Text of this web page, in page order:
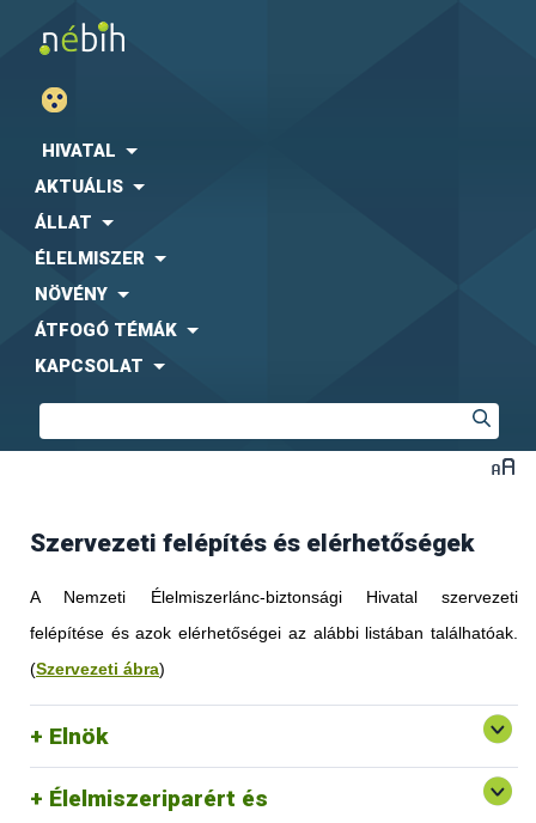
HIVATAL
AKTUÁLIS
ÁLLAT
ÉLELMISZER
NÖVÉNY
ÁTFOGÓ TÉMÁK
KAPCSOLAT
Szervezeti felépítés és elérhetőségek
A Nemzeti Élelmiszerlánc-biztonsági Hivatal szervezeti
felépítése és azok elérhetőségei az alábbi listában találhatóak.
(Szervezeti ábra)
Elnök
Élelmiszeriparért és